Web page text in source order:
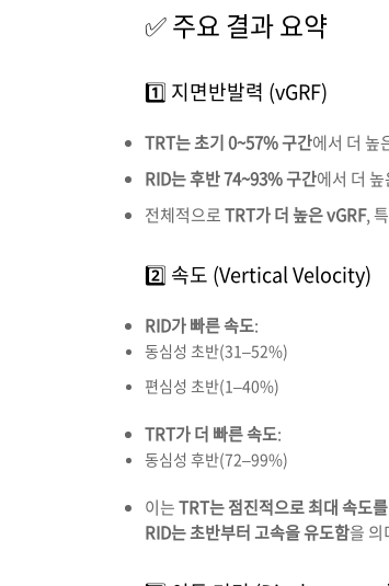
✅주요결과요약
1️⃣ 지면반발력 (vGRF)
TRT는초기0~57%구간에서 더 높
RID는후반74~93%구간에서 더 높
전체적으로TRT가더높은vGRF,
2️⃣ 속도 (VerticalVelocity)
RID가빠른속도:
동심성 초반(31–52%)
편심성 초반(1–40%)
TRT가더 빠른속도:
동심성 후반(72–99%)
이는TRT는점진적으로최대속도를
RID는초반부터고속을유도함을 의